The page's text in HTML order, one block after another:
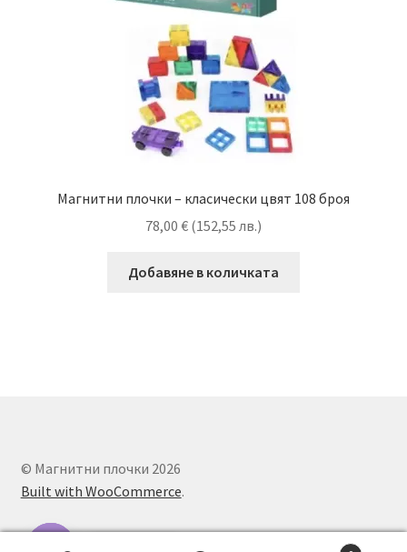
Магнитни плочки – класически цвят 108 броя
78,00 € (152,55 лв.)
Добавяне в количката
© Магнитни плочки 2026
Built with WooCommerce.